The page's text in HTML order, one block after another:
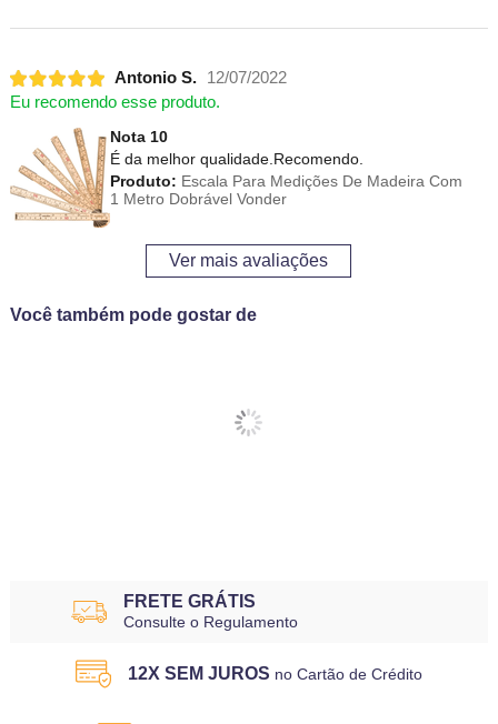
Antonio S.
12/07/2022
Eu recomendo esse produto.
Nota 10
É da melhor qualidade.Recomendo.
Produto: Escala Para Medições De Madeira Com
1 Metro Dobrável Vonder
Ver mais avaliações
Você também pode gostar de
FRETE GRÁTIS
Consulte o Regulamento
12X SEM JUROS no Cartão de Crédito